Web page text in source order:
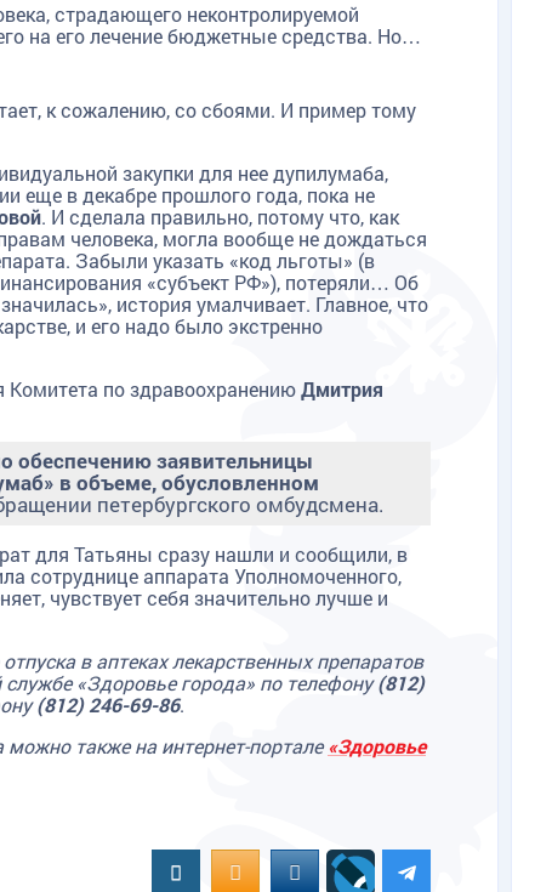
страдающего неконтролируемой
на его лечение бюджетные средства. Но…
к сожалению, со сбоями. И пример тому
закупки для нее дупилумаба,
еще в декабре прошлого года, пока не
. И сделала правильно, потому что, как
человека, могла вообще не дождаться
Забыли указать «код льготы» (в
«субъект РФ»), потеряли… Об
история умалчивает. Главное, что
и его надо было экстренно
Комитета по здравоохранениюДмитрия
обеспечению заявительницы
в объеме, обусловленном
петербургского омбудсмена.
для Татьяны сразу нашли и сообщили, в
сотруднице аппарата Уполномоченного,
чувствует себя значительно лучше и
в аптеках лекарственных препаратов
«Здоровье города» по телефону(812)
(812) 246-69-86.
можно также на интернет-портале«Здоровье
ВконтактеOK.RUMAIL.RU